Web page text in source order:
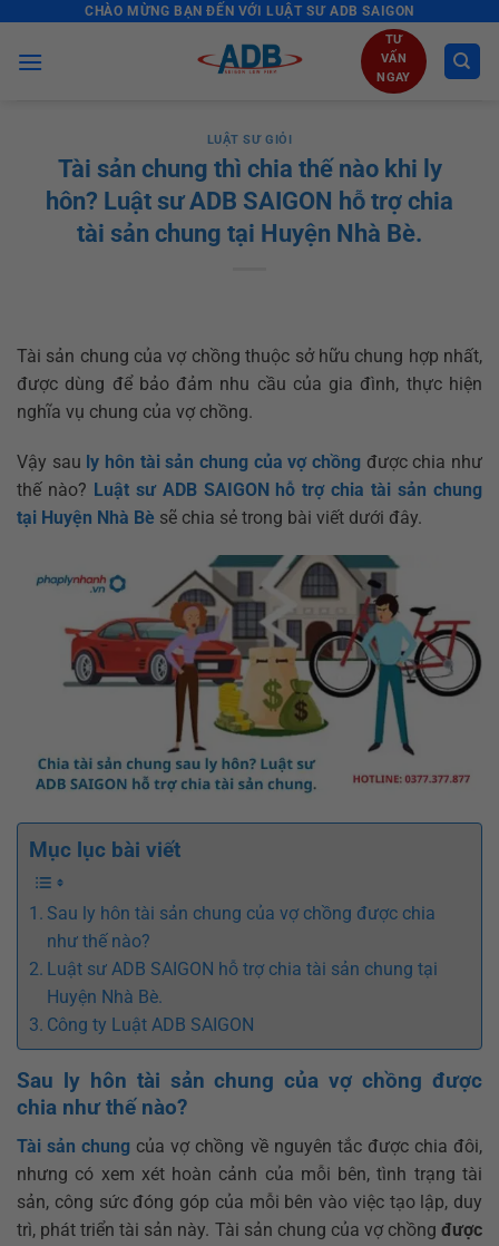
content
CHÀO MỪNG BẠN ĐẾN VỚI LUẬT SƯ ADB SAIGON
TƯ
VẤN
NGAY
LUẬT SƯ GIỎI
Tài sản chung thì chia thế nào khi ly
hôn? Luật sư ADB SAIGON hỗ trợ chia
tài sản chung tại Huyện Nhà Bè.
Tài sản chung của vợ chồng thuộc sở hữu chung hợp nhất,
được dùng để bảo đảm nhu cầu của gia đình, thực hiện
nghĩa vụ chung của vợ chồng.
Vậy sau ly hôn tài sản chung của vợ chồng được chia như
thế nào? Luật sư ADB SAIGON hỗ trợ chia tài sản chung
tại Huyện Nhà Bè sẽ chia sẻ trong bài viết dưới đây.
Mục lục bài viết
Sau ly hôn tài sản chung của vợ chồng được chia
như thế nào?
Luật sư ADB SAIGON hỗ trợ chia tài sản chung tại
Huyện Nhà Bè.
Công ty Luật ADB SAIGON
Sau ly hôn tài sản chung của vợ chồng được
chia như thế nào?
Tài sản chung của vợ chồng về nguyên tắc được chia đôi,
nhưng có xem xét hoàn cảnh của mỗi bên, tình trạng tài
sản, công sức đóng góp của mỗi bên vào việc tạo lập, duy
trì, phát triển tài sản này. Tài sản chung của vợ chồng được